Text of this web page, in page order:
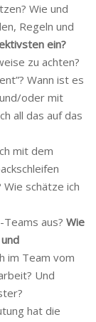
Wie und
Regeln und
ein?
zu achten?
Wann ist es
oder mit
all das auf das
mit dem
Wie schätze ich
aus? Wie
im Team vom
Und
hat die